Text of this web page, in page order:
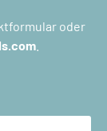
oder